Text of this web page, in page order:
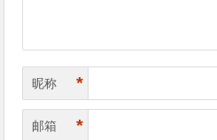
昵称 *
邮箱 *